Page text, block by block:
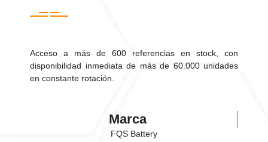
Acceso a más de 600 referencias en stock, con
disponibilidad inmediata de más de 60.000 unidades
en constante rotación.
Marca
FQS Battery